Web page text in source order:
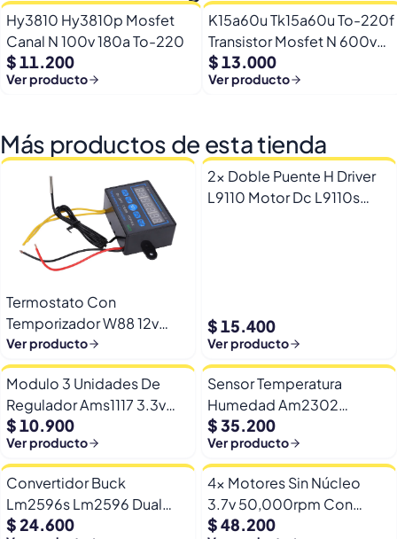
Hy3810 Hy3810p Mosfet
Canal N 100v 180a To-220
$ 11.200
Ver producto
K15a60u Tk15a60u To-220f
Transistor Mosfet N 600v
15a
$ 13.000
Ver producto
Más productos de esta tienda
Termostato Con
Temporizador W88 12v
Automatico Frio Calor
Ver producto
2x Doble Puente H Driver
L9110 Motor Dc L9110s
$ 15.400
Ver producto
Modulo 3 Unidades De
Regulador Ams1117 3.3v
Yp-8 Con Pines
$ 10.900
Ver producto
Sensor Temperatura
Humedad Am2302
Dht22/am2302 Digital
Esp32
$ 35.200
Ver producto
Convertidor Buck
Lm2596s Lm2596 Dual
Usb 9-36v A 5v Dc Jack
$ 24.600
4x Motores Sin Núcleo
3.7v 50,000rpm Con
Helices Micro Fpv
$ 48.200